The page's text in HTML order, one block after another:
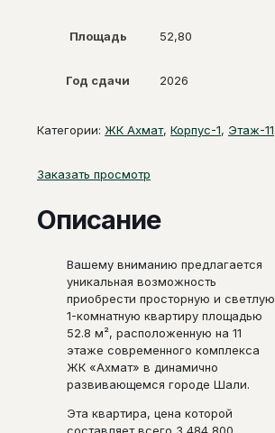
Площадь 52,80
Год сдачи 2026
Категории: ЖК Ахмат, Корпус-1, Этаж-11
Заказать просмотр
Описание
Вашему вниманию предлагается
уникальная возможность
приобрести просторную и светлую
1-комнатную квартиру площадью
52.8 м², расположенную на 11
этаже современного комплекса
ЖК «Ахмат» в динамично
развивающемся городе Шали.
Эта квартира, цена которой
составляет всего 3 484 800